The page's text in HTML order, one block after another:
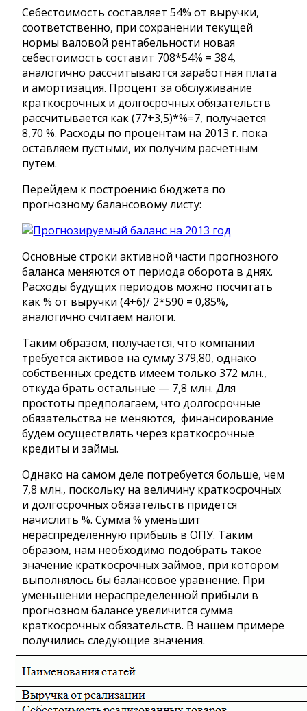
Себестоимость составляет 54% от выручки,
соответственно, при сохранении текущей
нормы валовой рентабельности новая
себестоимость составит 708*54% = 384,
аналогично рассчитываются заработная плата
и амортизация. Процент за обслуживание
краткосрочных и долгосрочных обязательств
рассчитывается как (77+3,5)*%=7, получается
8,70 %. Расходы по процентам на 2013 г. пока
оставляем пустыми, их получим расчетным
путем.
Перейдем к построению бюджета по
прогнозному балансовому листу:
Основные строки активной части прогнозного
баланса меняются от периода оборота в днях.
Расходы будущих периодов можно посчитать
как % от выручки (4+6)/ 2*590 = 0,85%,
аналогично считаем налоги.
Таким образом, получается, что компании
требуется активов на сумму 379,80, однако
собственных средств имеем только 372 млн.,
откуда брать остальные — 7,8 млн. Для
простоты предполагаем, что долгосрочные
обязательства не меняются, финансирование
будем осуществлять через краткосрочные
кредиты и займы.
Однако на самом деле потребуется больше, чем
7,8 млн., поскольку на величину краткосрочных
и долгосрочных обязательств придется
начислить %. Сумма % уменьшит
нераспределенную прибыль в ОПУ. Таким
образом, нам необходимо подобрать такое
значение краткосрочных займов, при котором
выполнялось бы балансовое уравнение. При
уменьшении нераспределенной прибыли в
прогнозном балансе увеличится сумма
краткосрочных обязательств. В нашем примере
получились следующие значения.